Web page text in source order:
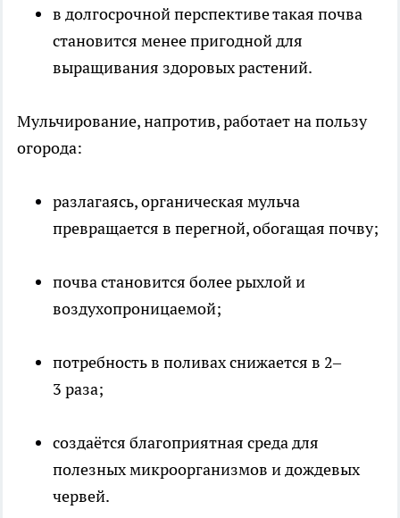
в долгосрочной перспективе такая почва
становится менее пригодной для
выращивания здоровых растений.
Мульчирование, напротив, работает на пользу
огорода:
разлагаясь, органическая мульча
превращается в перегной, обогащая почву;
почва становится более рыхлой и
воздухопроницаемой;
потребность в поливах снижается в 2–
3 раза;
создаётся благоприятная среда для
полезных микроорганизмов и дождевых
червей.